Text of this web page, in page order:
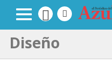
Diseño